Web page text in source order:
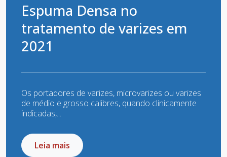
Espuma Densa no
tratamento de varizes em
2021
Os portadores de varizes, microvarizes ou varizes
de médio e grosso calibres, quando clinicamente
indicadas,...
Leia mais